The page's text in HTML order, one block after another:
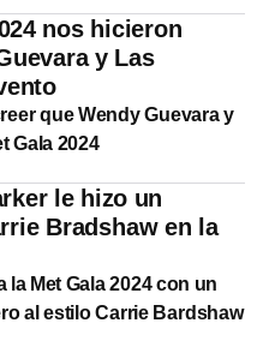
nos hicieron
y Las
que Wendy Guevara y
Gala 2024
le hizo un
Bradshaw en la
Met Gala 2024 con un
al estilo Carrie Bardshaw